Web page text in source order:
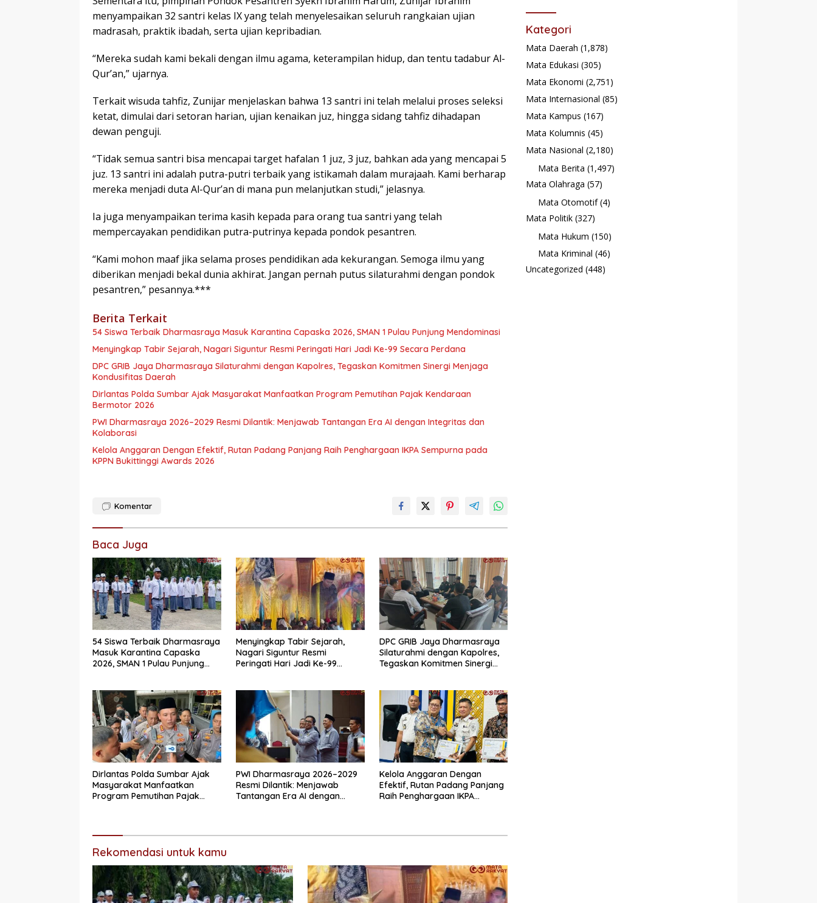
menyampaikan 32 santri kelas IX yang telah menyelesaikan seluruh rangkaian ujian
madrasah, praktik ibadah, serta ujian kepribadian.
“Mereka sudah kami bekali dengan ilmu agama, keterampilan hidup, dan tentu tadabur Al-
Qur’an,” ujarnya.
Terkait wisuda tahfiz, Zunijar menjelaskan bahwa 13 santri ini telah melalui proses seleksi
ketat, dimulai dari setoran harian, ujian kenaikan juz, hingga sidang tahfiz dihadapan
dewan penguji.
“Tidak semua santri bisa mencapai target hafalan 1 juz, 3 juz, bahkan ada yang mencapai 5
juz. 13 santri ini adalah putra-putri terbaik yang istikamah dalam murajaah. Kami berharap
mereka menjadi duta Al-Qur’an di mana pun melanjutkan studi,” jelasnya.
Ia juga menyampaikan terima kasih kepada para orang tua santri yang telah
mempercayakan pendidikan putra-putrinya kepada pondok pesantren.
“Kami mohon maaf jika selama proses pendidikan ada kekurangan. Semoga ilmu yang
diberikan menjadi bekal dunia akhirat. Jangan pernah putus silaturahmi dengan pondok
pesantren,” pesannya.***
Berita Terkait
54 Siswa Terbaik Dharmasraya Masuk Karantina Capaska 2026, SMAN 1 Pulau Punjung Mendominasi
Menyingkap Tabir Sejarah, Nagari Siguntur Resmi Peringati Hari Jadi Ke-99 Secara Perdana
DPC GRIB Jaya Dharmasraya Silaturahmi dengan Kapolres, Tegaskan Komitmen Sinergi Menjaga
Kondusifitas Daerah
Dirlantas Polda Sumbar Ajak Masyarakat Manfaatkan Program Pemutihan Pajak Kendaraan
Bermotor 2026
PWI Dharmasraya 2026–2029 Resmi Dilantik: Menjawab Tantangan Era AI dengan Integritas dan
Kolaborasi
Kelola Anggaran Dengan Efektif, Rutan Padang Panjang Raih Penghargaan IKPA Sempurna pada
KPPN Bukittinggi Awards 2026
Komentar
Baca Juga
54 Siswa Terbaik Dharmasraya
Masuk Karantina Capaska
2026, SMAN 1 Pulau Punjung
Menyingkap Tabir Sejarah,
Nagari Siguntur Resmi
Peringati Hari Jadi Ke-99
DPC GRIB Jaya Dharmasraya
Silaturahmi dengan Kapolres,
Tegaskan Komitmen Sinergi
Dirlantas Polda Sumbar Ajak
Masyarakat Manfaatkan
Program Pemutihan Pajak
PWI Dharmasraya 2026–2029
Resmi Dilantik: Menjawab
Tantangan Era AI dengan
Kelola Anggaran Dengan
Efektif, Rutan Padang Panjang
Raih Penghargaan IKPA
Rekomendasi untuk kamu
Kategori
Mata Daerah (1,878)
Mata Edukasi (305)
Mata Ekonomi (2,751)
Mata Internasional (85)
Mata Kampus (167)
Mata Kolumnis (45)
Mata Nasional (2,180)
Mata Berita (1,497)
Mata Olahraga (57)
Mata Otomotif(4)
Mata Politik (327)
Mata Hukum (150)
Mata Kriminal (46)
Uncategorized (448)